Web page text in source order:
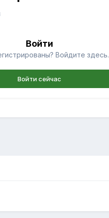
Войти
Войдите здесь.
Войти сейчас